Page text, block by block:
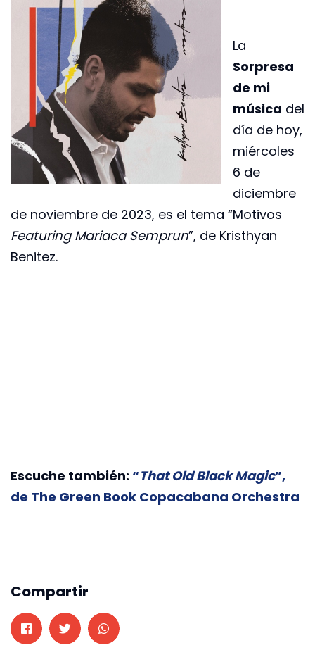
La
Sorpresa
de mi
música del
día de hoy,
miércoles
6 de
diciembre
de noviembre de 2023, es el tema “Motivos
Featuring Mariaca Semprun”, de Kristhyan
Benitez.
Escuche también: “That Old Black Magic”,
de The Green Book Copacabana Orchestra
Compartir